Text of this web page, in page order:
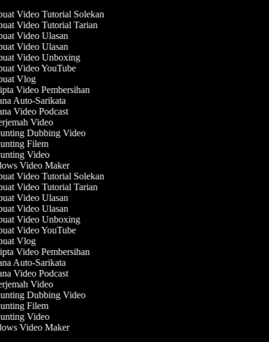
Video Tutorial Solekan
Video Tutorial Tarian
Video Ulasan
Video Ulasan
Video Unboxing
Video YouTube
Vlog
Video Pembersihan
Auto-Sarikata
Video Podcast
Video
Dubbing Video
Filem
Video
Video Maker
Video Tutorial Solekan
Video Tutorial Tarian
Video Ulasan
Video Ulasan
Video Unboxing
Video YouTube
Vlog
Video Pembersihan
Auto-Sarikata
Video Podcast
Video
Dubbing Video
Filem
Video
Video Maker